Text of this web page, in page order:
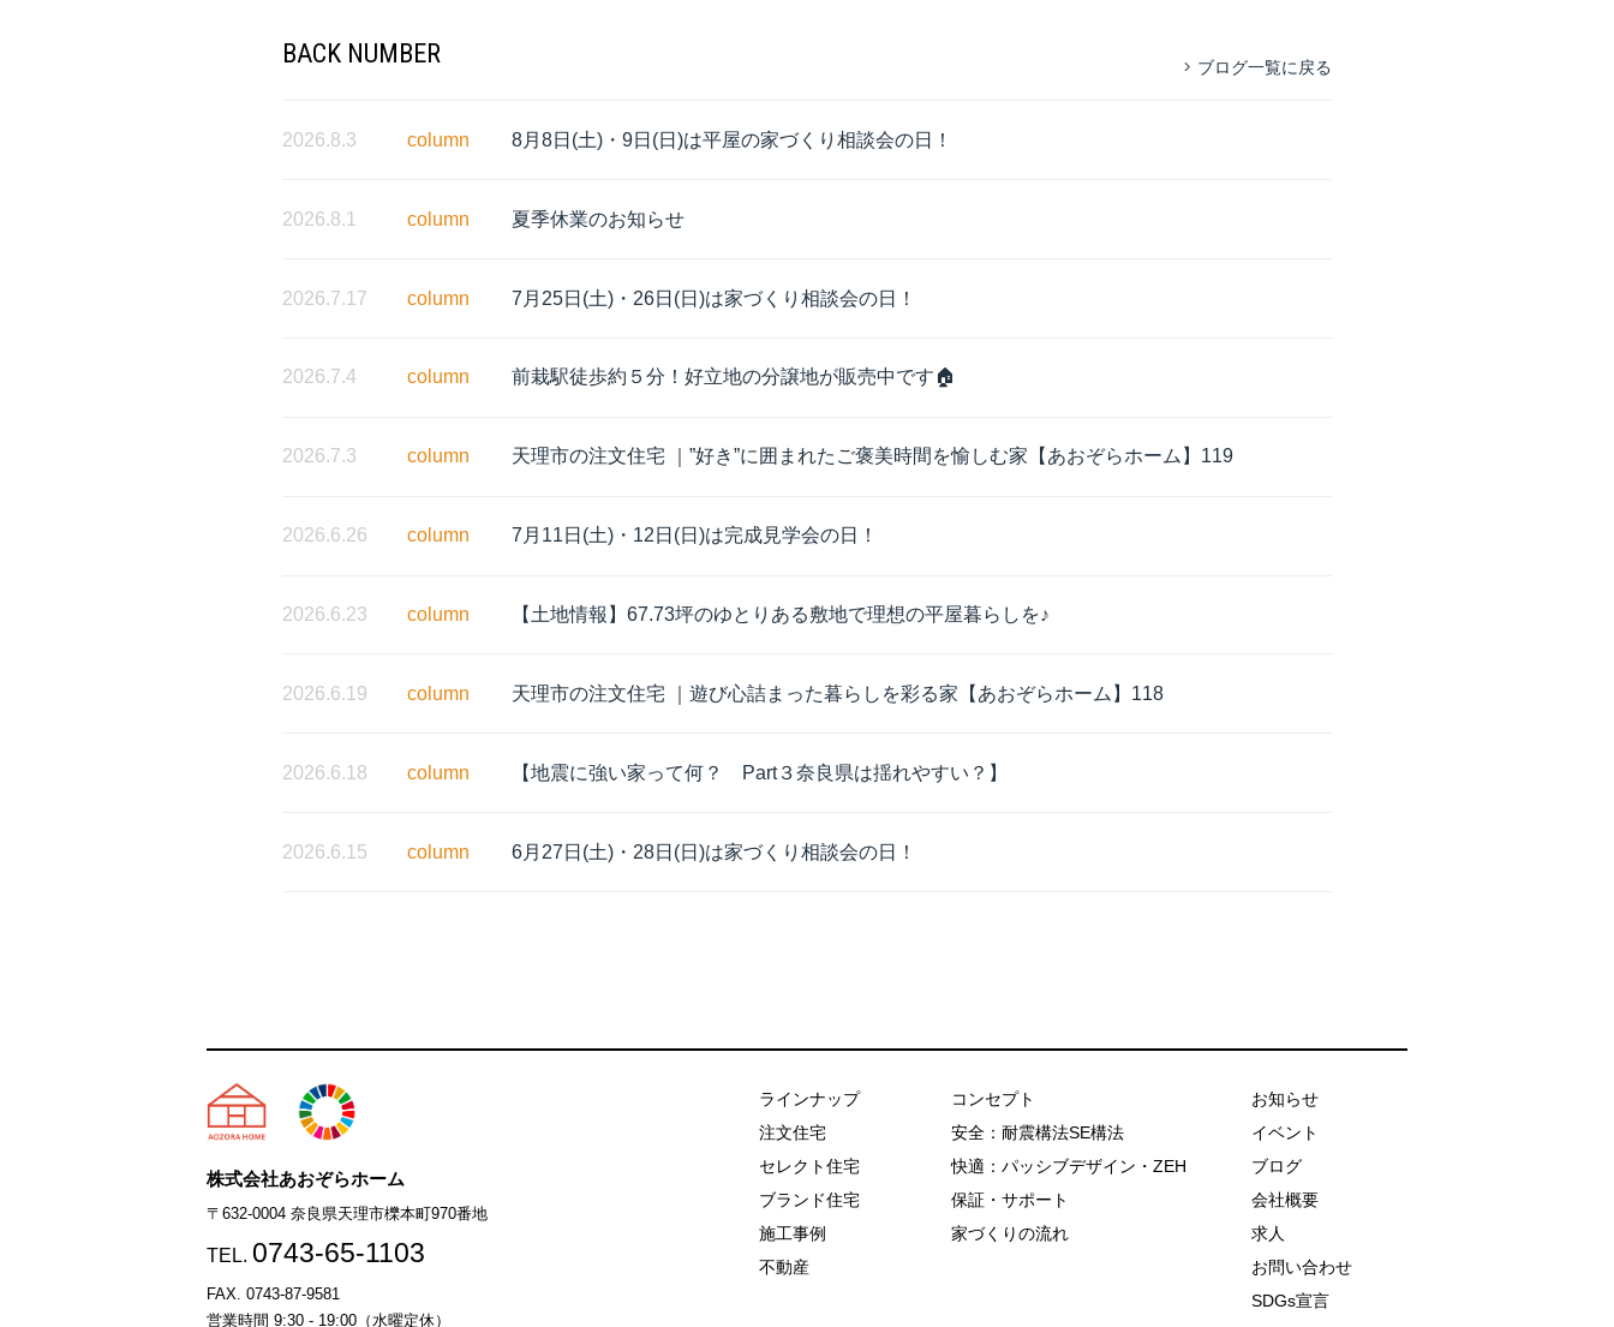
BACK NUMBER ブログ一覧に戻る
2026.8.3 column 8月8日(土)・9日(日)は平屋の家づくり相談会の日！
2026.8.1 column 夏季休業のお知らせ
2026.7.17 column 7月25日(土)・26日(日)は家づくり相談会の日！
2026.7.4 column 前栽駅徒歩約５分！好立地の分譲地が販売中です🏠
2026.7.3 column 天理市の注文住宅 ｜”好き”に囲まれたご褒美時間を愉しむ家【あおぞらホーム】119
2026.6.26 column 7月11日(土)・12日(日)は完成見学会の日！
2026.6.23 column 【土地情報】67.73坪のゆとりある敷地で理想の平屋暮らしを♪
2026.6.19 column 天理市の注文住宅 ｜遊び心詰まった暮らしを彩る家【あおぞらホーム】118
2026.6.18 column 【地震に強い家って何？ Part３奈良県は揺れやすい？】
2026.6.15 column 6月27日(土)・28日(日)は家づくり相談会の日！
天理市の注文住宅は株式会社あおぞらホーム
株式会社あおぞらホーム
〒632-0004 奈良県天理市櫟本町970番地
TEL. 0743-65-1103
FAX. 0743-87-9581
営業時間 9:30 - 19:00（水曜定休）
ラインナップ
注文住宅
セレクト住宅
ブランド住宅
施工事例
不動産
コンセプト
安全：耐震構法SE構法
快適：パッシブデザイン・ZEH
保証・サポート
家づくりの流れ
お知らせ
イベント
ブログ
会社概要
求人
お問い合わせ
SDGs宣言